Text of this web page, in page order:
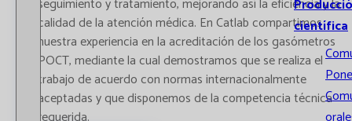
científica
seguimiento y tratamiento, mejorando así la eficiencia y la
calidad de la atención médica. En Catlab compartimos
nuestra experiencia en la acreditación de los gasómetros
POCT, mediante la cual demostramos que se realiza el
trabajo de acuerdo con normas internacionalmente
aceptadas y que disponemos de la competencia técnica